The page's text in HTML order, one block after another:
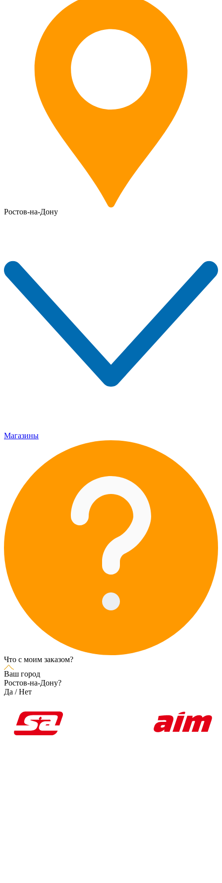
Ростов-на-Дону
Магазины
Что с моим заказом?
Ваш город
Ростов-на-Дону?
Да /Нет